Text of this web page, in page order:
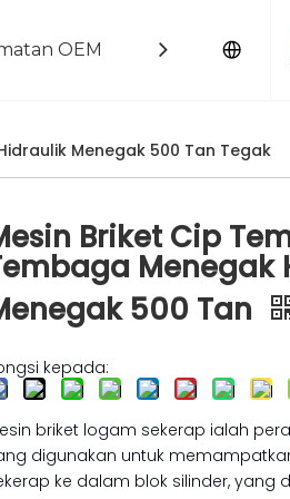
OEM Blog
Menegak 500 Tan Tegak
Briket Cip
Menegak
500 Tan
kepada:
briket logam sekerap ialah
digunakan untuk
ke dalam blok silinder, yang